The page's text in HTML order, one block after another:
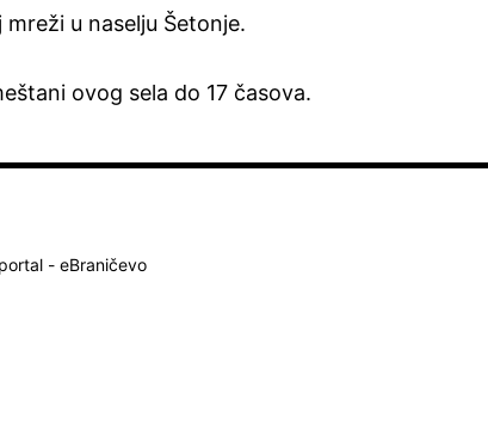
u naselju Šetonje.
ovog sela do 17 časova.
- eBraničevo